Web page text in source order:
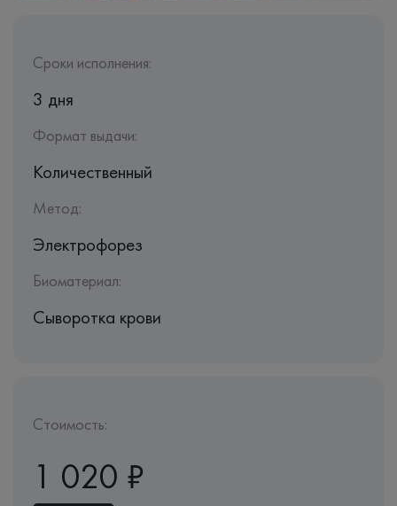
Сроки исполнения:
3 дня
Формат выдачи:
Количественный
Метод:
Электрофорез
Биоматериал:
Сыворотка крови
Стоимость:
1 020 ₽